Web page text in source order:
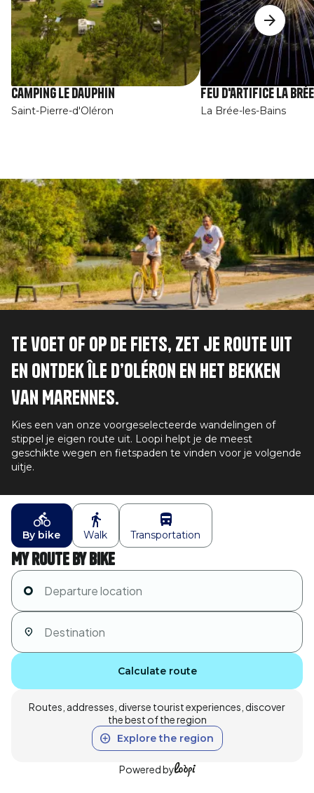
Camping Le Dauphin
Saint-Pierre-d'Oléron
Feu d'artifice La
La Brée-les-Bains
Afbeelding
Te voet of op de fiets, zet je route uit
en ontdek Île d’Oléron en het bekken
van Marennes.
Kies een van onze voorgeselecteerde wandelingen of
stippel je eigen route uit. Loopi helpt je de meest
geschikte wegen en fietspaden te vinden voor je volgende
uitje.
By bike Walk Transportation
My route by bike
Calculate route
Routes, addresses, diverse tourist experiences, discover
the best of the region
Explore the region
Powered by